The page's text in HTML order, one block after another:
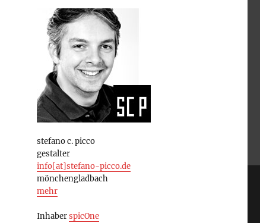
stefano c. picco
gestalter
info[at]stefano-picco.de
mönchengladbach
mehr
InhaberspicOne